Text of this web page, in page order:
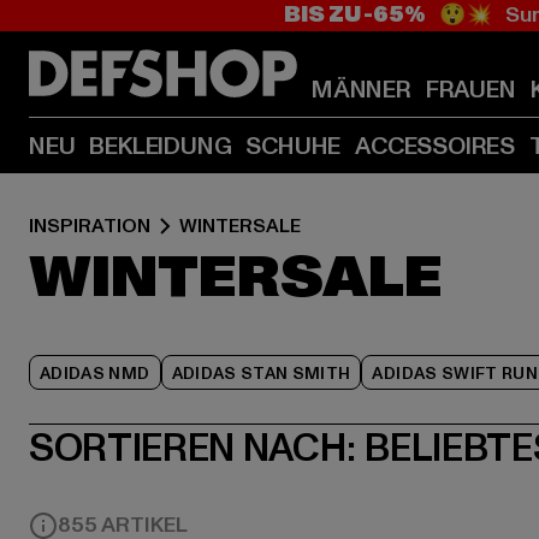
BIS ZU -65% 😲💥
MÄNNER FRAUEN
NEU BEKLEIDUNG SCHUHE ACCESSOIRES
INSPIRATION WINTERSALE
WINTERSALE
ADIDAS NMD ADIDAS STAN SMITH ADIDAS SWIFT RUN
SORTIEREN NACH:
855 ARTIKEL